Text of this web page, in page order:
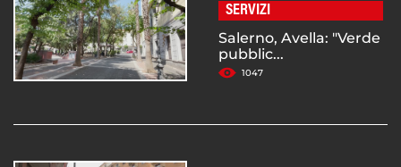
SERVIZI
Salerno, Avella: "Verde
pubblic...
1047